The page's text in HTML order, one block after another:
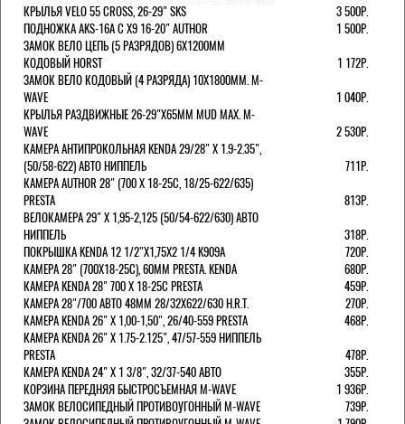
КРЫЛЬЯ VELO 55 CROSS, 26-29" SKS
3 500Р.
ПОДНОЖКА AKS-16A C X9 16-20" AUTHOR
1 500Р.
ЗАМОК ВЕЛО ЦЕПЬ (5 РАЗРЯДОВ) 6Х1200ММ
КОДОВЫЙ HORST
1 172Р.
ЗАМОК ВЕЛО КОДОВЫЙ (4 РАЗРЯДА) 10Х1800ММ. M-
WAVE
1 040Р.
КРЫЛЬЯ РАЗДВИЖНЫЕ 26-29"Х65ММ MUD MAX. M-
WAVE
2 530Р.
КАМЕРА АНТИПРОКОЛЬНАЯ KENDA 29/28" Х 1.9-2.35",
(50/58-622) АВТО НИППЕЛЬ
711Р.
КАМЕРА AUTHOR 28" (700 Х 18-25С, 18/25-622/635)
PRESTA
813Р.
ВЕЛОКАМЕРА 29" X 1,95-2,125 (50/54-622/630) АВТО
НИППЕЛЬ
318Р.
ПОКРЫШКА KENDA 12 1/2"Х1,75X2 1/4 K909A
720Р.
КАМЕРА 28" (700Х18-25С), 60ММ PRESTA. KENDA
680Р.
КАМЕРА KENDA 28" 700 Х 18-25С PRESTA
459Р.
КАМЕРА 28"/700 АВТО 48ММ 28/32Х622/630 H.R.T.
270Р.
КАМЕРА KENDA 26" Х 1,00-1,50", 26/40-559 PRESTA
468Р.
КАМЕРА KENDA 26" Х 1.75-2.125", 47/57-559 НИППЕЛЬ
PRESTA
478Р.
КАМЕРА KENDA 24" Х 1 3/8", 32/37-540 АВТО
355Р.
КОРЗИНА ПЕРЕДНЯЯ БЫСТРОСЪЕМНАЯ M-WAVE
1 936Р.
ЗАМОК ВЕЛОСИПЕДНЫЙ ПРОТИВОУГОННЫЙ M-WAVE
739Р.